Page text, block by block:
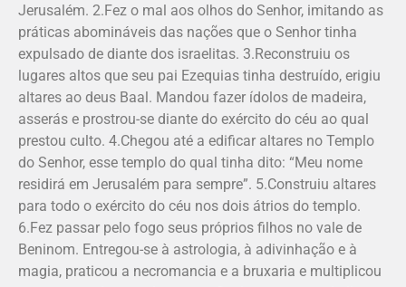
Jerusalém. 2.Fez o mal aos olhos do Senhor, imitando as
práticas abomináveis das nações que o Senhor tinha
expulsado de dian­te dos israelitas. 3.Reconstruiu os
lugares altos que seu pai Ezequias tinha destruído, erigiu
altares ao deus Baal. Mandou fazer ídolos de madeira,
asserás e prostrou-se diante do exército do céu ao qual
prestou culto. 4.Chegou até a edificar altares no Templo
do Senhor, esse templo do qual tinha dito: “Meu nome
residirá em Jerusalém para sempre”. 5.Construiu altares
para todo o exército do céu nos dois átrios do templo.
6.Fez passar pelo fogo seus próprios filhos no vale de
Beninom. Entregou-se à astrologia, à adivinhação e à
magia, praticou a necromancia e a bruxaria e multiplicou